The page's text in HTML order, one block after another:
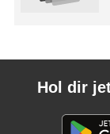
Hol dir